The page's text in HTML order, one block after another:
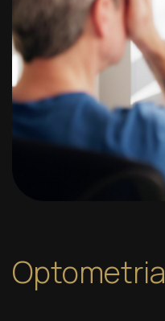
Optometria